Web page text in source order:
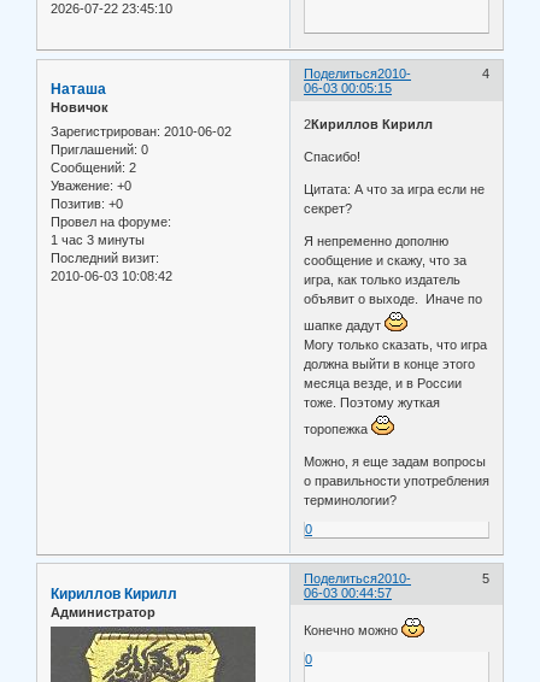
2026-07-22 23:45:10
Поделиться 4
2010-
06-03 00:05:15
Наташа
Новичок
Зарегистрирован: 2010-06-02
Приглашений: 0
Сообщений: 2
Уважение: +0
Позитив: +0
Провел на форуме:
1 час 3 минуты
Последний визит:
2010-06-03 10:08:42
2Кириллов Кирилл
Спасибо!
Цитата: А что за игра если не
секрет?
Я непременно дополню
сообщение и скажу, что за
игра, как только издатель
объявит о выходе. Иначе по
шапке дадут
Могу только сказать, что игра
должна выйти в конце этого
месяца везде, и в России
тоже. Поэтому жуткая
торопежка
Можно, я еще задам вопросы
о правильности употребления
терминологии?
0
Поделиться 5
2010-
06-03 00:44:57
Кириллов Кирилл
Администратор
Конечно можно
0